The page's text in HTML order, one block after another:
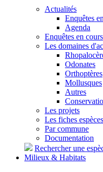
Actualités
Enquêtes
Agenda
Enquêtes en cours
Les domaines
Odonates
Orthoptères
Mollusques
Autres
Les projets
Les fiches espèces
Par commune
Documentation
Rechercher une
Milieux & Habitats